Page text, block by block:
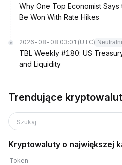
Why One Top Economist Says
Be Won With Rate Hikes
2026-08-08 03:01 (UTC)
TBL Weekly #180: US
and Liquidity
Trendujące
Szukaj
Kryptowaluty o największej
Token